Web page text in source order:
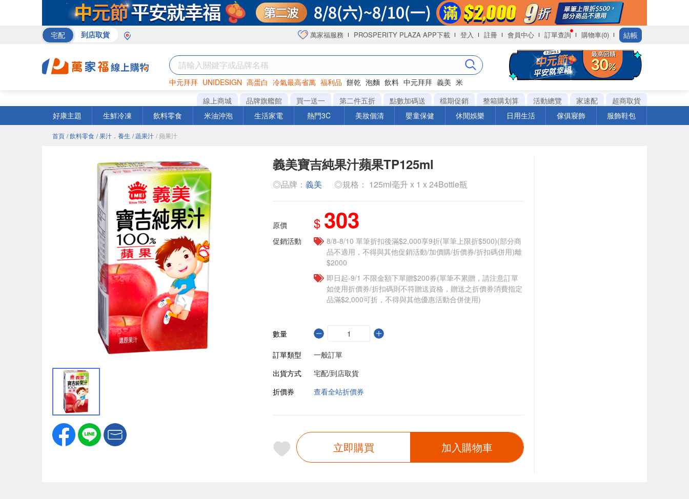
宅配 到店取貨 萬家福服務 PROSPERITY PLAZA APP下載 登入 註冊 會員中心 訂單查詢 購物車(0) 結帳
中元拜拜 UNIDESIGN 高蛋白 冷氣最高省萬 福利品 餅乾 泡麵 飲料 中元拜拜 義美 米
罐頭 海苔 洋芋片
線上商城 品牌旗艦館 買一送一 第二件五折 點數加碼送 檔期促銷 整箱購划算 活動總覽 家速配
超商取貨
好康主題
生鮮冷凍 飲料零食 米油沖泡 生活家電 熱門3C 美妝個清 嬰童保健 休閒娛樂 日用生活 傢俱寢飾 服飾鞋包
首頁 / 飲料零食 / 果汁．養生 / 蔬果汁 / 蘋果汁
義美寶吉純果汁蘋果TP125ml
◎品牌： 義美 ◎規格： 125ml毫升 x 1 x 24Bottle瓶
原價 $ 303
促銷活動
8/8-8/10 單筆折扣後滿$2,000享9折(單筆上限折$500)(部分商
品不適用，不得與其他促銷活動/加價購/折價券/折扣碼併用)離
$2000
即日起-9/1 不限金額下單贈$200券(單筆不累贈，請注意訂單
如使用折價券/折扣碼則不符贈送資格，贈送之折價券消費指定
品滿$2,000可折，不得與其他優惠活動合併使用)
數量
訂單類型
一般訂單
出貨方式
宅配/到店取貨
折價券
查看全站折價券
立即購買 加入購物車